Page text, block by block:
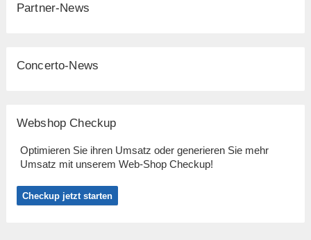
Partner-News
Concerto-News
Webshop Checkup
Optimieren Sie ihren Umsatz oder generieren Sie mehr
Umsatz mit unserem Web-Shop Checkup!
Checkup jetzt starten